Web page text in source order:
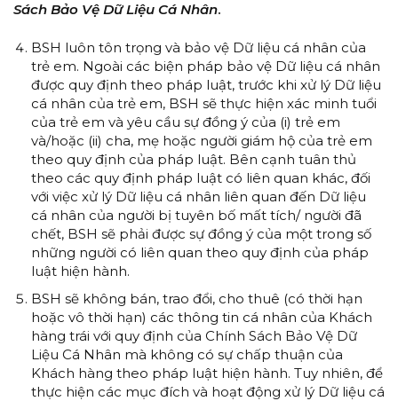
Sách Bảo Vệ Dữ Liệu Cá Nhân.
BSH luôn tôn trọng và bảo vệ Dữ liệu cá nhân của
trẻ em. Ngoài các biện pháp bảo vệ Dữ liệu cá nhân
được quy định theo pháp luật, trước khi xử lý Dữ liệu
cá nhân của trẻ em, BSH sẽ thực hiện xác minh tuổi
của trẻ em và yêu cầu sự đồng ý của (i) trẻ em
và/hoặc (ii) cha, mẹ hoặc người giám hộ của trẻ em
theo quy định của pháp luật. Bên cạnh tuân thủ
theo các quy định pháp luật có liên quan khác, đối
với việc xử lý Dữ liệu cá nhân liên quan đến Dữ liệu
cá nhân của người bị tuyên bố mất tích/ người đã
chết, BSH sẽ phải được sự đồng ý của một trong số
những người có liên quan theo quy định của pháp
luật hiện hành.
BSH sẽ không bán, trao đổi, cho thuê (có thời hạn
hoặc vô thời hạn) các thông tin cá nhân của Khách
hàng trái với quy định của Chính Sách Bảo Vệ Dữ
Liệu Cá Nhân mà không có sự chấp thuận của
Khách hàng theo pháp luật hiện hành. Tuy nhiên, để
thực hiện các mục đích và hoạt động xử lý Dữ liệu cá